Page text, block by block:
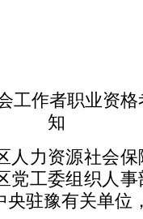
工作者职业资
知
人力资源社会
党工委组织人
驻豫有关单位